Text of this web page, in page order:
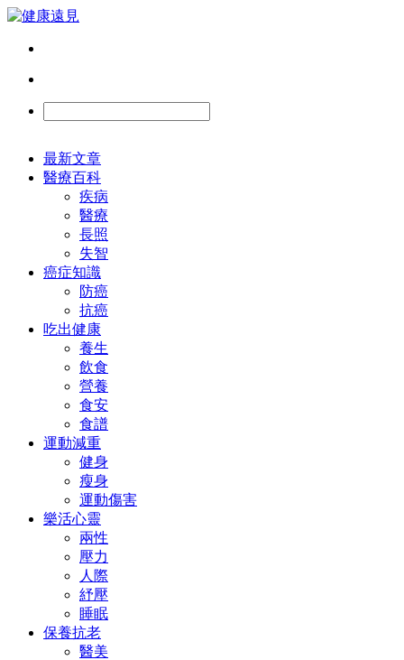
最新文章
醫療百科
疾病
醫療
長照
失智
癌症知識
防癌
抗癌
吃出健康
養生
飲食
營養
食安
食譜
運動減重
健身
瘦身
運動傷害
樂活心靈
兩性
壓力
人際
紓壓
睡眠
保養抗老
醫美